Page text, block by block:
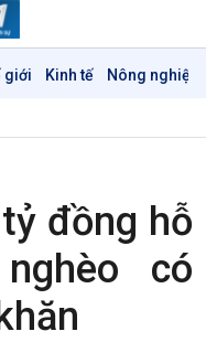
giới Kinh tế Nông nghiệp
đồng hỗ
có